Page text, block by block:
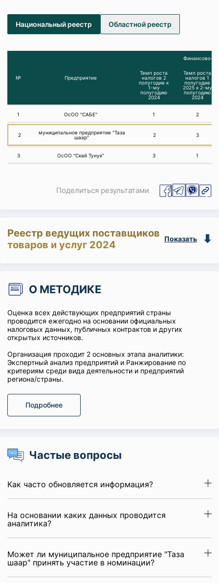
Национальный реестр Областной реестр
№ Предприятие
Финансово-
Темп роста
налогов 2
полугодие к
1-му
полугодию
2024
Темп роста
налогов 1
полугодие
2025 к 2-му
полугодию
2024
1 ОсОО "САБЕ" 1 2
2
муниципальное предприятие "Таза
шаар"
2 3
3 ОсОО "Скай Тунук" 3 1
Поделиться результатами
Реестр ведущих поставщиков
товаров и услуг 2024
Показать
О МЕТОДИКЕ
Оценка всех действующих предприятий страны
проводится ежегодно на основании официальных
налоговых данных, публичных контрактов и других
открытых источников.
Организация проходит 2 основных этапа аналитики:
Экспертный анализ предприятий и Ранжирование по
критериям среди вида деятельности и предприятий
региона/страны.
Подробнее
Частые вопросы
Как часто обновляется информация?
На основании каких данных проводится
аналитика?
Может ли муниципальное предприятие "Таза
шаар" принять участие в номинации?